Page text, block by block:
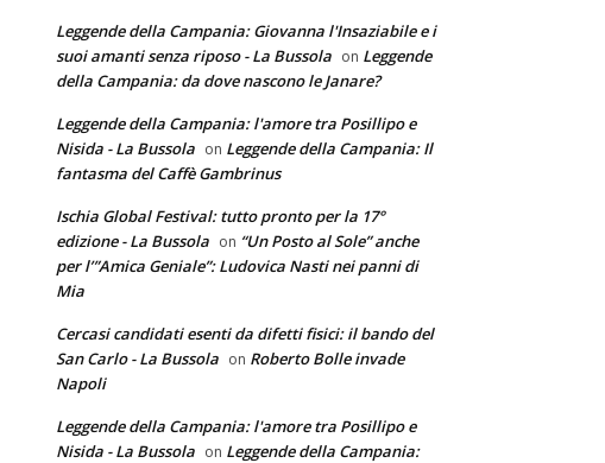
Leggende della Campania: Giovanna l'Insaziabile e i
suoi amanti senza riposo - La Bussola on Leggende
della Campania: da dove nascono le Janare?
Leggende della Campania: l'amore tra Posillipo e
Nisida - La Bussola on Leggende della Campania: Il
fantasma del Caffè Gambrinus
Ischia Global Festival: tutto pronto per la 17°
edizione - La Bussola on “Un Posto al Sole” anche
per l’”Amica Geniale”: Ludovica Nasti nei panni di
Mia
Cercasi candidati esenti da difetti fisici: il bando del
San Carlo - La Bussola on Roberto Bolle invade
Napoli
Leggende della Campania: l'amore tra Posillipo e
Nisida - La Bussola on Leggende della Campania: